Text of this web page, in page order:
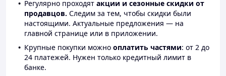
Регулярно проходят акции и сезонные скидки от
продавцов. Следим за тем, чтобы скидки были
настоящими. Актуальные предложения — на
главной странице или в приложении.
Крупные покупки можно оплатить частями: от 2 до
24 платежей. Нужен только кредитный лимит в
банке.